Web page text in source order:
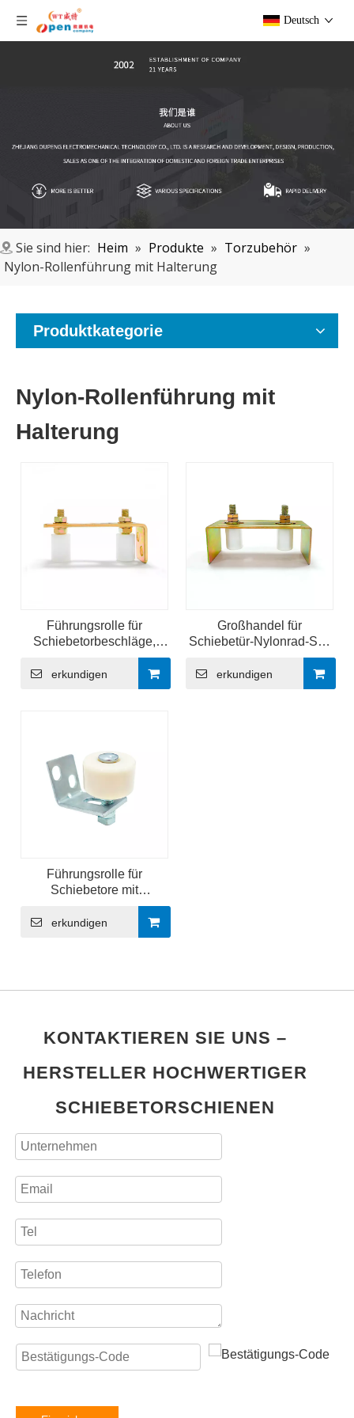
Deutsch
Sie sind hier: Heim » Produkte » Torzubehör »
Nylon-Rollenführung mit Halterung
Produktkategorie
Nylon-Rollenführung mit
Halterung
Führungsrolle für
Schiebetorbeschläge,
Nylonrolle mit Halterung
erkundigen
Großhandel für
Schiebetür-Nylonrad-Set,
2 Rollen, Schiebetür-
Zubehör, Hardware
erkundigen
Führungsrolle für
Schiebetore mit
nachgeschweißter
Halterung für Rolltore aus
erkundigen
KONTAKTIEREN SIE UNS –
HERSTELLER HOCHWERTIGER
SCHIEBETORSCHIENEN